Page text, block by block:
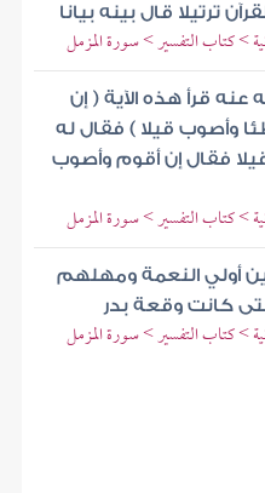
ترتيلا قال بينه بيانا
> كتاب التفسير > سورة المزمل
قرأ هذه الآية ( إن
وأصوب قيلا ) فقال له
فقال إن أقوم وأصوب
> كتاب التفسير > سورة المزمل
أولي النعمة ومهلهم
كانت وقعة بدر
> كتاب التفسير > سورة المزمل